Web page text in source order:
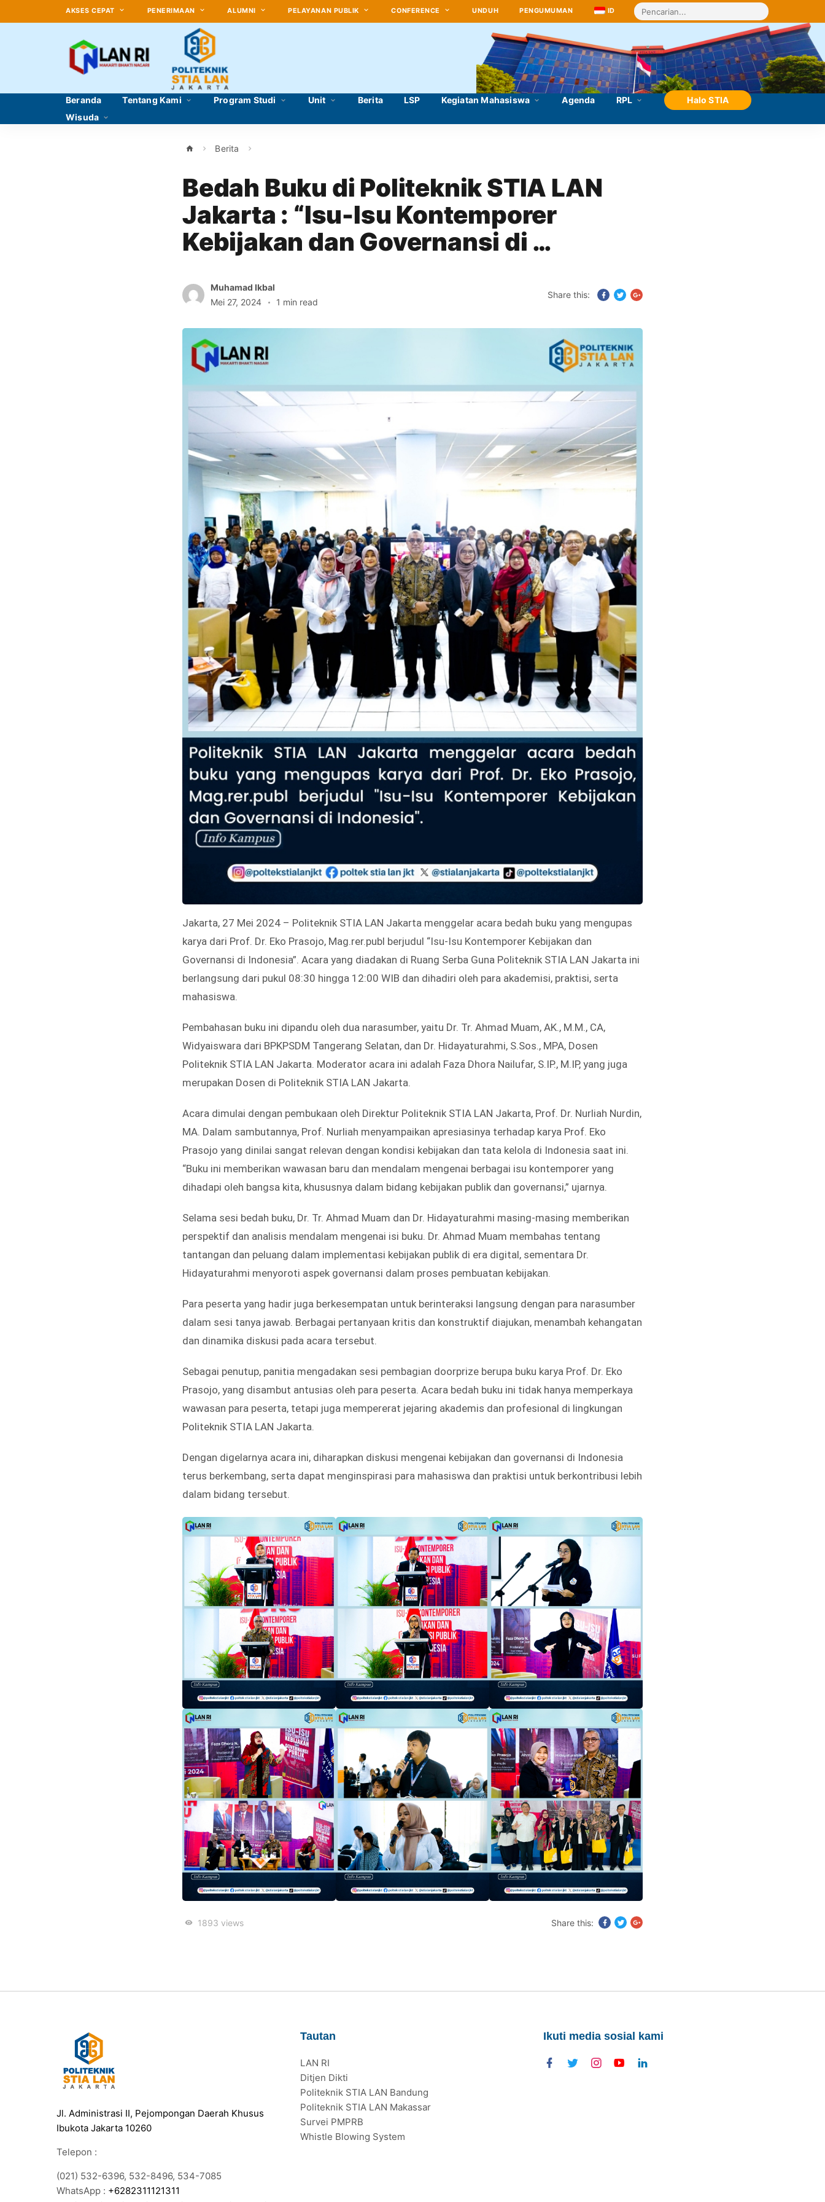
AKSES CEPAT PENERIMAAN ALUMNI PELAYANAN PUBLIK CONFERENCE UNDUH PENGUMUMAN ID
Beranda Tentang Kami Program Studi Unit Berita LSP Kegiatan Mahasiswa Agenda RPL
Halo STIA
Wisuda
Berita
Bedah Buku di Politeknik STIA LAN
Jakarta : “Isu-Isu Kontemporer
Kebijakan dan Governansi di
Muhamad Ikbal
Mei 27, 2024
1 min read
Share this:
Jakarta, 27 Mei 2024 – Politeknik STIA LAN Jakarta menggelar acara bedah buku yang mengupas
karya dari Prof. Dr. Eko Prasojo, Mag.rer.publ berjudul “Isu-Isu Kontemporer Kebijakan dan
Governansi di Indonesia”. Acara yang diadakan di Ruang Serba Guna Politeknik STIA LAN Jakarta ini
berlangsung dari pukul 08:30 hingga 12:00 WIB dan dihadiri oleh para akademisi, praktisi, serta
mahasiswa.
Pembahasan buku ini dipandu oleh dua narasumber, yaitu Dr. Tr. Ahmad Muam, AK., M.M., CA,
Widyaiswara dari BPKPSDM Tangerang Selatan, dan Dr. Hidayaturahmi, S.Sos., MPA, Dosen
Politeknik STIA LAN Jakarta. Moderator acara ini adalah Faza Dhora Nailufar, S.IP., M.IP, yang juga
merupakan Dosen di Politeknik STIA LAN Jakarta.
Acara dimulai dengan pembukaan oleh Direktur Politeknik STIA LAN Jakarta, Prof. Dr. Nurliah Nurdin,
MA. Dalam sambutannya, Prof. Nurliah menyampaikan apresiasinya terhadap karya Prof. Eko
Prasojo yang dinilai sangat relevan dengan kondisi kebijakan dan tata kelola di Indonesia saat ini.
“Buku ini memberikan wawasan baru dan mendalam mengenai berbagai isu kontemporer yang
dihadapi oleh bangsa kita, khususnya dalam bidang kebijakan publik dan governansi,” ujarnya.
Selama sesi bedah buku, Dr. Tr. Ahmad Muam dan Dr. Hidayaturahmi masing-masing memberikan
perspektif dan analisis mendalam mengenai isi buku. Dr. Ahmad Muam membahas tentang
tantangan dan peluang dalam implementasi kebijakan publik di era digital, sementara Dr.
Hidayaturahmi menyoroti aspek governansi dalam proses pembuatan kebijakan.
Para peserta yang hadir juga berkesempatan untuk berinteraksi langsung dengan para narasumber
dalam sesi tanya jawab. Berbagai pertanyaan kritis dan konstruktif diajukan, menambah kehangatan
dan dinamika diskusi pada acara tersebut.
Sebagai penutup, panitia mengadakan sesi pembagian doorprize berupa buku karya Prof. Dr. Eko
Prasojo, yang disambut antusias oleh para peserta. Acara bedah buku ini tidak hanya memperkaya
wawasan para peserta, tetapi juga mempererat jejaring akademis dan profesional di lingkungan
Politeknik STIA LAN Jakarta.
Dengan digelarnya acara ini, diharapkan diskusi mengenai kebijakan dan governansi di Indonesia
terus berkembang, serta dapat menginspirasi para mahasiswa dan praktisi untuk berkontribusi lebih
dalam bidang tersebut.
1893 views Share this:
Jl. Administrasi II, Pejompongan Daerah Khusus
Ibukota Jakarta 10260
Telepon :
(021) 532-6396, 532-8496, 534-7085
WhatsApp : +6282311121311
Tautan
LAN RI
Ditjen Dikti
Politeknik STIA LAN Bandung
Politeknik STIA LAN Makassar
Survei PMPRB
Whistle Blowing System
Ikuti media sosial kami